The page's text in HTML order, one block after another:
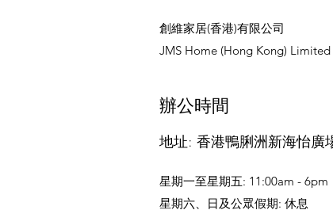
創維家居(香港)有限公司
JMS Home (Hong Kong) Limited
辦公時間
地址: 香港鴨脷洲新海怡廣
星期一至星期五: 11:00am - 6pm
星期六、日及公眾假期: 休息